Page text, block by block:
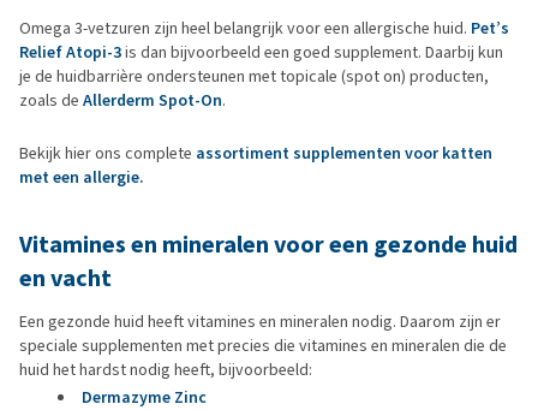
Omega 3-vetzuren zijn heel belangrijk voor een allergische huid. Pet’s
Relief Atopi-3is dan bijvoorbeeld een goed supplement. Daarbij kun
je de huidbarrière ondersteunen met topicale (spot on) producten,
zoals de Allerderm Spot-On.
Bekijk hier ons complete assortiment supplementen voor katten
met een allergie.
Vitamines en mineralen voor een gezonde huid
en vacht
Een gezonde huid heeft vitamines en mineralen nodig. Daarom zijn er
speciale supplementen met precies die vitamines en mineralen die de
huid het hardst nodig heeft, bijvoorbeeld:
Dermazyme Zinc